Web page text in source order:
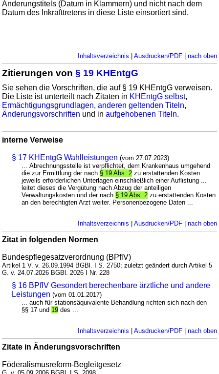
Änderungstitels (Datum in Klammern) und nicht nach dem
Datum des Inkrafttretens in diese Liste einsortiert sind.
Inhaltsverzeichnis Ausdrucken/PDF| nach oben
Zitierungen von§ 19 KHEntgG
Sie sehen die Vorschriften, die auf § 19 KHEntgG verweisen.
Die Liste ist unterteilt nach Zitaten in KHEntgG selbst,
Ermächtigungsgrundlagen,anderen geltenden Titeln,
Änderungsvorschriften und inaufgehobenen Titeln.
interne Verweise
§ 17 KHEntgG Wahlleistungen (vom 27.07.2023)
... Abrechnungsstelle ist verpflichtet, dem Krankenhaus umgehend
die zur Ermittlung der nach § 19 Abs. 2 zu erstattenden Kosten
jeweils erforderlichen Unterlagen einschließlich einer Auflistung ...
leitet dieses die Vergütung nach Abzug der anteiligen
Verwaltungskosten und der nach § 19 Abs. 2 zu erstattenden Kosten
an den berechtigten Arzt weiter. Personenbezogene Daten ...
Inhaltsverzeichnis Ausdrucken/PDF| nach oben
Zitat in folgenden Normen
Bundespflegesatzverordnung (BPflV)
Artikel 1 V. v. 26.09.1994 BGBl. I S. 2750; zuletzt geändert durch Artikel 5
G. v. 24.07.2026 BGBl. 2026 I Nr. 228
§ 16 BPflV Gesondert berechenbare ärztliche und andere
Leistungen(vom 01.01.2017)
... auch für stationsäquivalente Behandlung richten sich nach den
§§ 17 und 19 des ...
Inhaltsverzeichnis Ausdrucken/PDF| nach oben
Zitate in Änderungsvorschriften
Föderalismusreform-Begleitgesetz